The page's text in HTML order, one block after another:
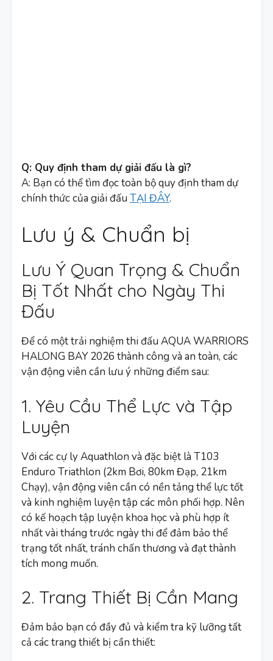
Q: Quy định tham dự giải đấu là gì?
A: Bạn có thể tìm đọc toàn bộ quy định tham dự
chính thức của giải đấu TẠI ĐÂY.
Lưu ý & Chuẩn bị
Lưu Ý Quan Trọng & Chuẩn
Bị Tốt Nhất cho Ngày Thi
Đấu
Để có một trải nghiệm thi đấu AQUA WARRIORS
HALONG BAY 2026 thành công và an toàn, các
vận động viên cần lưu ý những điểm sau:
1. Yêu Cầu Thể Lực và Tập
Luyện
Với các cự ly Aquathlon và đặc biệt là T103
Enduro Triathlon (2km Bơi, 80km Đạp, 21km
Chạy), vận động viên cần có nền tảng thể lực tốt
và kinh nghiệm luyện tập các môn phối hợp. Nên
có kế hoạch tập luyện khoa học và phù hợp ít
nhất vài tháng trước ngày thi để đảm bảo thể
trạng tốt nhất, tránh chấn thương và đạt thành
tích mong muốn.
2. Trang Thiết Bị Cần Mang
Đảm bảo bạn có đầy đủ và kiểm tra kỹ lưỡng tất
cả các trang thiết bị cần thiết: